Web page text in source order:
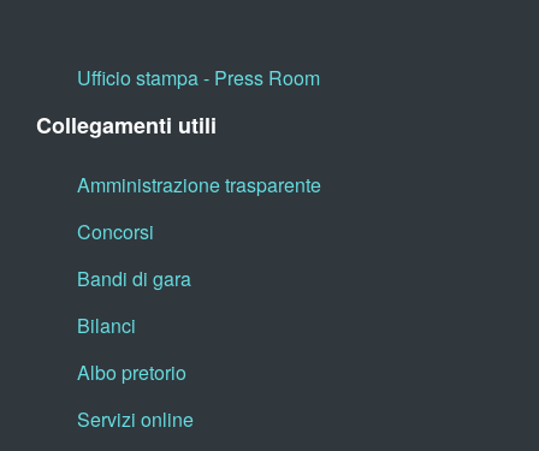
Ufficio stampa - Press Room
Collegamenti utili
Amministrazione trasparente
Concorsi
Bandi di gara
Bilanci
Albo pretorio
Servizi online